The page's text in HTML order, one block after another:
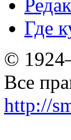
Где
©
Все
http://